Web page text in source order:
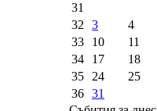
31
32 3 4
33
10 11
34
17 18
35 24 25
36 31